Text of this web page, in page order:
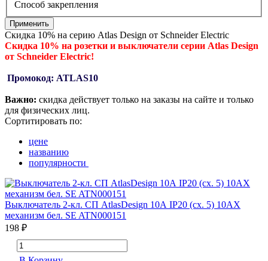
Способ закрепления
Применить
Скидка 10% на серию Atlas Design от Schneider Electric
Скидка 10% на розетки и выключатели серии Atlas Design
от Schneider Electric!
Промокод: ATLAS10
Важно: скидка действует только на заказы на сайте и только
для физических лиц.
Сортитировать по:
цене
названию
популярности
Выключатель 2-кл. СП AtlasDesign 10А IP20 (сх. 5) 10AX
механизм бел. SE ATN000151
198 ₽